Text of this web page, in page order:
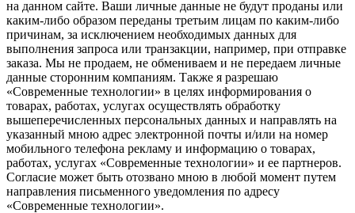
на данном сайте. Ваши личные данные не будут проданы или
каким-либо образом переданы третьим лицам по каким-либо
причинам, за исключением необходимых данных для
выполнения запроса или транзакции, например, при отправке
заказа. Мы не продаем, не обмениваем и не передаем личные
данные сторонним компаниям. Также я разрешаю
«Современные технологии» в целях информирования о
товарах, работах, услугах осуществлять обработку
вышеперечисленных персональных данных и направлять на
указанный мною адрес электронной почты и/или на номер
мобильного телефона рекламу и информацию о товарах,
работах, услугах «Современные технологии» и ее партнеров.
Согласие может быть отозвано мною в любой момент путем
направления письменного уведомления по адресу
«Современные технологии».